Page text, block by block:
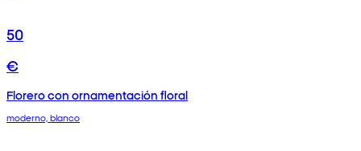
50
€
Florero con ornamentación floral
moderno, blanco